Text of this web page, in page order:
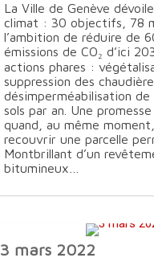
La Ville de Genève
climat : 30 objectifs, 78
l’ambition de réduire de
émissions de CO₂ d’ici
actions phares :
suppression des
désimperméabilisation de
sols par an. Une
quand, au même
recouvrir une parcelle
Montbrillant d’un
bitumineux…
3 mars 2022